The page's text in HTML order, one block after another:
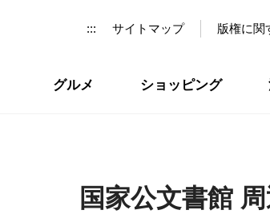
::: サイトマップ 版権に関
グルメ ショッピング
国家公文書館